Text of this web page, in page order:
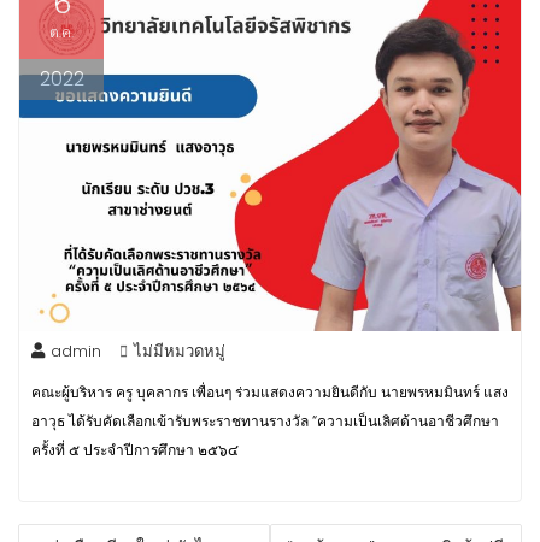
ต.ค.
2022
admin ไม่มีหมวดหมู่
คณะผู้บริหาร ครู บุคลากร เพื่อนๆ ร่วมแสดงความยินดีกับ นายพรหมมินทร์ แสง
อาวุธ ได้รับคัดเลือกเข้ารับพระราชทานรางวัล “ความเป็นเลิศด้านอาชีวศึกษา
ครั้งที่ ๕ ประจำปีการศึกษา ๒๕๖๔